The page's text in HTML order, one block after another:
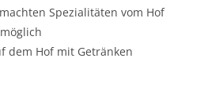
Spezialitäten vom Hof
dem Hof mit Getränken